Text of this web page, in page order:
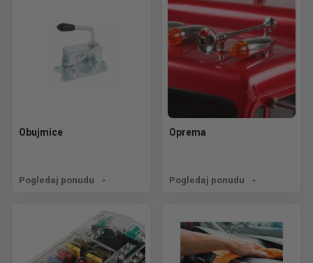
Obujmice
Pogledaj ponudu
Oprema
Pogledaj ponudu